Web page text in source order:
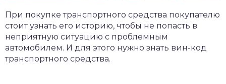
При покупке транспортного средства покупателю
стоит узнать его историю, чтобы не попасть в
неприятную ситуацию с проблемным
автомобилем. И для этого нужно знать вин-код
транспортного средства.